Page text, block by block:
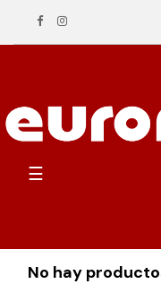
Navegación
☰
No hay